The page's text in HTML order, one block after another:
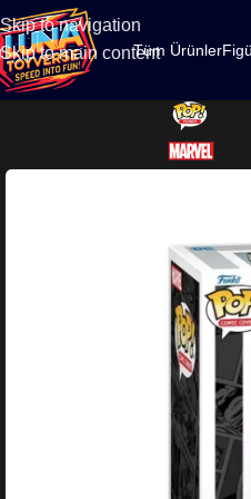
Skip to navigation
Skip to main contentTüm Ürünler